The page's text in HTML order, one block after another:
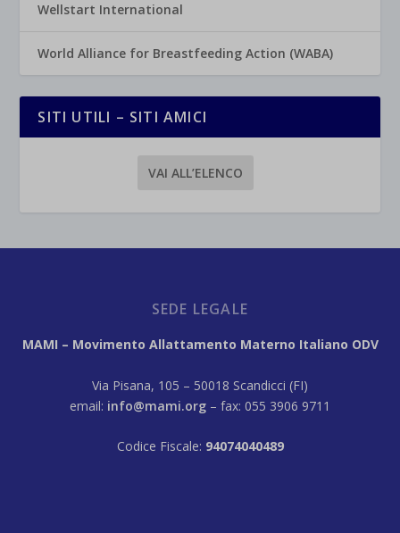
Wellstart International
World Alliance for Breastfeeding Action (WABA)
SITI UTILI – SITI AMICI
VAI ALL’ELENCO
SEDE LEGALE
MAMI – Movimento Allattamento Materno Italiano ODV
Via Pisana, 105 – 50018 Scandicci (FI)
email: info@mami.org – fax: 055 3906 9711
Codice Fiscale: 94074040489